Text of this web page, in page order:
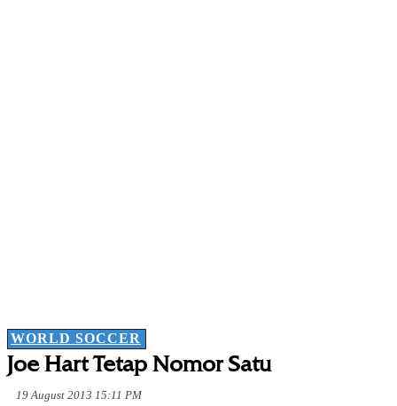
WORLD SOCCER
Joe Hart Tetap Nomor Satu
19 August 2013 15:11 PM